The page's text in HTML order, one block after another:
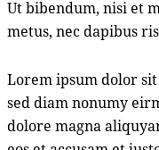
Ut bibendum, nisi et
metus, nec dapibus
Lorem ipsum dolor
sed diam nonumy
dolore magna